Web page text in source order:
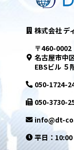
株式会社 デ
〒460-0002
名古屋市中
EBSビル ５
050-1724-
050-3730-
info@dt-
平日：